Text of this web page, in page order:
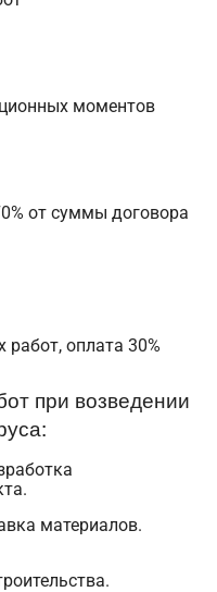
моментов
от суммы договора
оплата 30%
при возведении
материалов.